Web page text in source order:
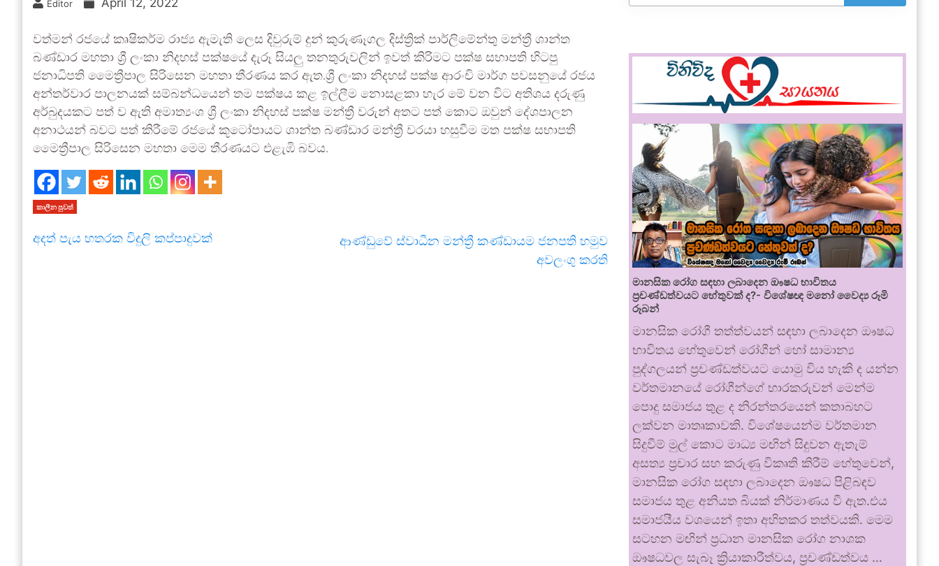
Editor April 12, 2022
වත්මන් රජයේ කෘෂිකර්ම රාජ්‍ය ඇමැති ලෙස දිවුරුම් දුන් කුරුණෑගල දිස්ත්‍රික් පාර්ලිමේන්තු මන්ත්‍රී ශාන්ත
බණ්ඩාර මහතා ශ්‍රී ලංකා නිදහස් පක්ෂයේ දැරූ සියලු තනතුරුවලින් ඉවත් කිරිමට පක්ෂ සභාපති හිටපු
ජනාධිපති මෛත්‍රීපාල සිරිසෙන මහතා තීරණය කර ඇත.ශ්‍රී ලංකා නිදහස් පක්ෂ ආරංචි මාර්ග පවසනුයේ රජය
අන්තර්වාර පාලනයක් සම්බන්ධයෙන් තම පක්ෂ‍ය කළ ඉල්ලීම නොසළකා හැර මේ වන විට අතිශය දරුණු
අර්බුදයකට පත් ව ඇති අමාත්‍යංශ ශ්‍රී ලංකා නිදහස් පක්ෂ මන්ත්‍රී වරුන් අතට පත් කොට ඔවුන් දේශපාලන
අනාථයන් බවට පත් කිරීමේ රජයේ කූටෝපායට ශාන්ත බණ්ඩාර මන්ත්‍රී වරයා හසුවීම මත පක්ෂ සභාපති
මෛත්‍රීපාල සිරිසෙන මහතා මෙම තීරණයට එළැඹි බවය.
කාලීන පුවත්
අදත් පැය හතරක විදුලි කප්පාදුවක්
ආණ්ඩුවේ ස්වාධීන මන්ත්‍රී කණ්ඩායම ජනපති හමුව
අවලංගු කරති
මානසික රෝග සඳහා ලබාදෙන ඖෂධ භාවිතය
ප්‍රචණ්ඩත්වයට හේතුවක් ද?- විශේෂඥ මනෝ වෛද්‍ය රූමි
රූබන්
මානසික රෝගී තත්ත්වයන් සඳහා ලබාදෙන ඖෂධ
භාවිතය හේතුවෙන් රෝගීන් හෝ සාමාන්‍ය
පුද්ගලයන් ප්‍රචණ්ඩත්වයට යොමු විය හැකි ද යන්න
වර්තමානයේ රෝගීන්ගේ භාරකරුවන් මෙන්ම
පොදු සමාජය තුළ ද නිරන්තරයෙන් කතාබහට
ලක්වන මාතෘකාවකි. විශේෂයෙන්ම වර්තමාන
සිදුවීම් මුල් කොට මාධ්‍ය මඟින් සිදුවන ඇතැම්
අසත්‍ය ප්‍රචාර සහ කරුණු විකෘති කිරීම් හේතුවෙන්,
මානසික රෝග සඳහා ලබාදෙන ඖෂධ පිළිබඳව
සමාජය තුළ අනියත බියක් නිර්මාණය වී ඇත.එය
සමාජයීය වශයෙන් ඉතා අහිතකර තත්වයකි. මෙම
සටහන මඟින් ප්‍රධාන මානසික රෝග නාශක
ඖෂධවල සැබෑ ක්‍රියාකාරීත්වය, ප්‍රචණ්ඩත්වය …